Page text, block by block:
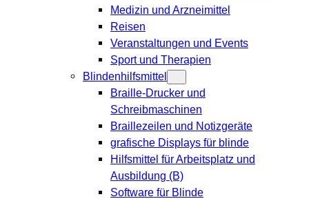
Medizin und Arzneimittel
Reisen
Veranstaltungen und Events
Sport und Therapien
Blindenhilfsmittel
Braille-Drucker und
Schreibmaschinen
Braillezeilen und Notizgeräte
grafische Displays für blinde
Hilfsmittel für Arbeitsplatz und
Ausbildung (B)
Software für Blinde